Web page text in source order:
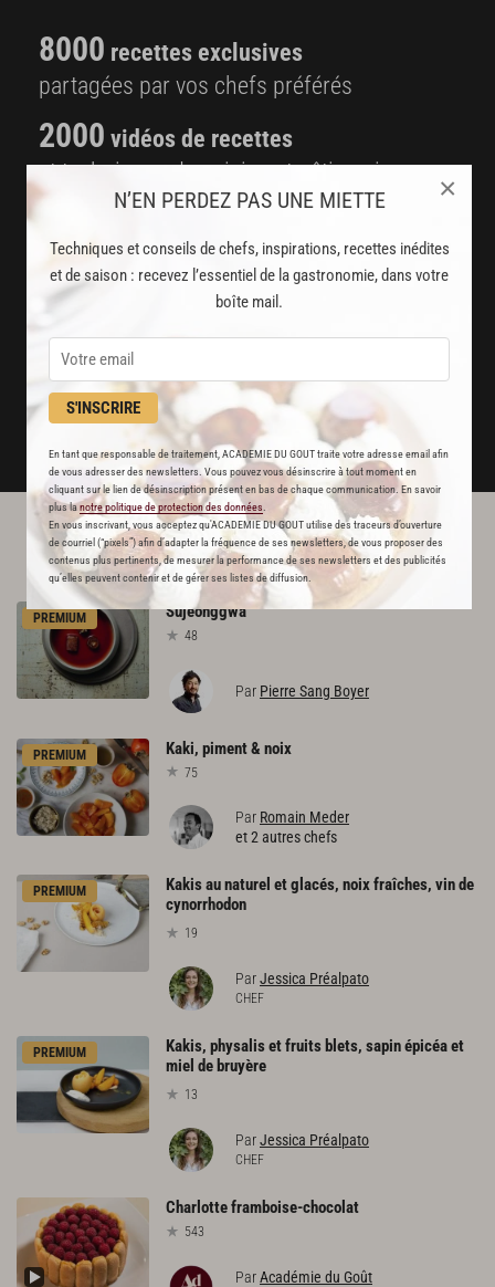
N’EN PERDEZ PAS UNE MIETTE
Techniques et conseils de chefs, inspirations, recettes inédites
et de saison : recevez l’essentiel de la gastronomie, dans votre
boîte mail.
S'INSCRIRE
En tant que responsable de traitement, ACADEMIE DU GOUT traite votre adresse email afin
de vous adresser des newsletters. Vous pouvez vous désinscrire à tout moment en
cliquant sur le lien de désinscription présent en bas de chaque communication. En savoir
plus lanotre politique de protection des données
En vous inscrivant, vous acceptez qu'ACADEMIE DU GOUT utilise des traceurs d’ouverture
de courriel (“pixels”) afin d’adapter la fréquence de ses newsletters, de vous proposer des
contenus plus pertinents, de mesurer la performance de ses newsletters et des publicités
qu’elles peuvent contenir et de gérer ses listes de diffusion.
×
8000 recettes exclusives
partagées par vos chefs préférés
2000 vidéos de recettes
et techniques de cuisine et pâtisserie
disponibles chaque semaine
Stop pub
un service garanti sans publicité
JE M'ABONNE
DÉJÀ ABONNÉ(E) ? JE ME CONNECTE
L'ACADÉMIE DU GOÛT VOUS
RECOMMANDE
PREMIUM Sujeonggwa
48
Par Pierre Sang Boyer
PREMIUM Kaki, piment& noix
75
Par Romain Meder
et 2 autres chefs
PREMIUM
Kakis au naturel et glacés, noix fraîches, vin de
cynorrhodon
19
ParJessica Préalpato
CHEF
PREMIUM
Kakis, physalis et fruits blets, sapin épicéa et
miel de bruyère
13
ParJessica Préalpato
CHEF
Charlotteframboise-chocolat
543
ParAcadémie du Goût